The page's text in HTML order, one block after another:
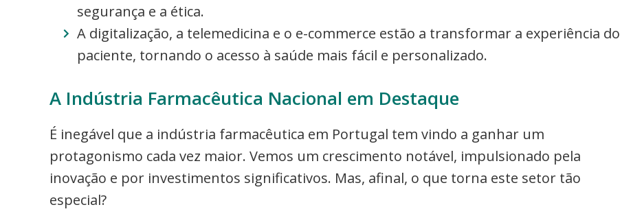
segurança e a ética.
A digitalização, a telemedicina e o e-commerce estão a transformar a experiência do
paciente, tornando o acesso à saúde mais fácil e personalizado.
A Indústria Farmacêutica Nacional em Destaque
É inegável que a indústria farmacêutica em Portugal tem vindo a ganhar um
protagonismo cada vez maior. Vemos um crescimento notável, impulsionado pela
inovação e por investimentos significativos. Mas, afinal, o que torna este setor tão
especial?